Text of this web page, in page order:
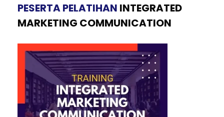
PESERTA PELATIHAN INTEGRATED
MARKETING COMMUNICATION